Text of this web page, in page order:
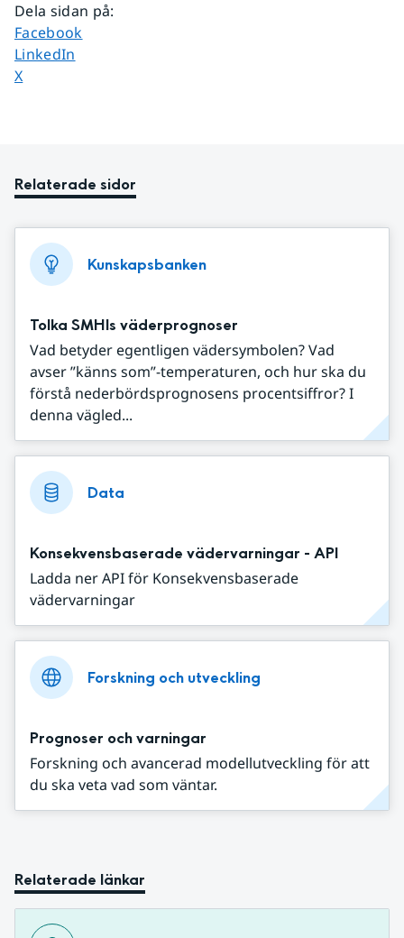
Dela sidan på:
Dela sidan på
Facebook
Dela sidan på
LinkedIn
Dela sidan på
X
Relaterade sidor
Kunskapsbanken
Tolka SMHIs väderprognoser
Vad betyder egentligen vädersymbolen? Vad
avser ”känns som”-temperaturen, och hur ska du
förstå nederbördsprognosens procentsiffror? I
denna vägled...
Data
Konsekvensbaserade vädervarningar - API
Ladda ner API för Konsekvensbaserade
vädervarningar
Forskning och utveckling
Prognoser och varningar
Forskning och avancerad modellutveckling för att
du ska veta vad som väntar.
Relaterade länkar